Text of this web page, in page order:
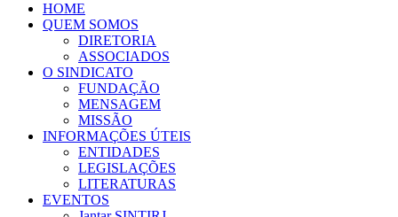
HOME
QUEM SOMOS
DIRETORIA
ASSOCIADOS
O SINDICATO
FUNDAÇÃO
MENSAGEM
MISSÃO
INFORMAÇÕES ÚTEIS
ENTIDADES
LEGISLAÇÕES
LITERATURAS
EVENTOS